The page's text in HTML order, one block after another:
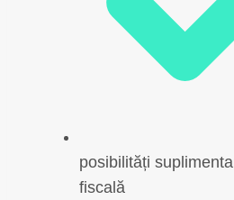
posibilități
fiscală